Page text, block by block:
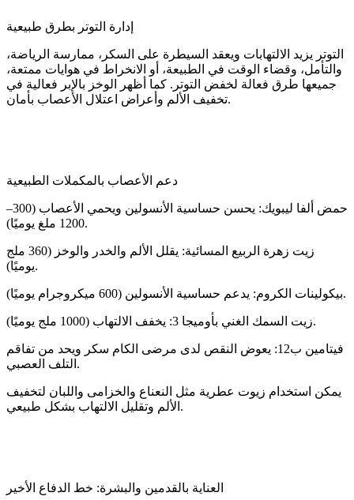
إدارة التوتر بطرق طبيعية
التوتر يزيد الالتهابات ويعقد السيطرة على السكر، ممارسة الرياضة،
والتأمل، وقضاء الوقت في الطبيعة، أو الانخراط في هوايات ممتعة،
جميعها طرق فعالة لخفض التوتر. كما أظهر الوخز بالإبر فعالية في
تخفيف الألم وأعراض اعتلال الأعصاب بأمان.
دعم الأعصاب بالمكملات الطبيعية
حمض ألفا ليبويك: يحسن حساسية الأنسولين ويحمي الأعصاب (300–
1200 ملغ يوميًا).
زيت زهرة الربيع المسائية: يقلل الألم والخدر والوخز (360 ملج
يوميًا).
بيكولينات الكروم: يدعم حساسية الأنسولين (600 ميكروجرام يوميًا).
زيت السمك الغني بأوميجا 3: يخفف الالتهاب (1000 ملج يوميًا).
فيتامين ب12: يعوض النقص لدى مرضى الكام سكر ويحد من تفاقم
التلف العصبي.
يمكن استخدام زيوت عطرية مثل النعناع والخزامى واللبان لتخفيف
الألم وتقليل الالتهاب بشكل طبيعي.
العناية بالقدمين والبشرة: خط الدفاع الأخير